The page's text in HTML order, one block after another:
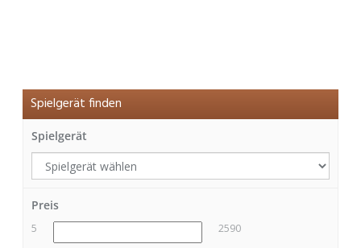
Spielgerät finden
Spielgerät
Preis
5 2590